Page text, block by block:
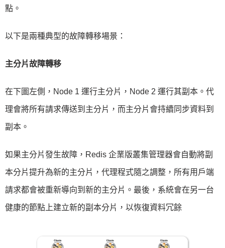
點。
以下是兩種典型的故障轉移場景：
主分片故障轉移
在下圖左側，Node 1 運行主分片，Node 2 運行其副本。代
理會將所有請求傳送到主分片，而主分片會持續同步資料到
副本。
如果主分片發生故障，Redis 企業版叢集管理器會自動將副
本分片提升為新的主分片，代理程式隨之調整，所有用戶端
請求都會被重新導向到新的主分片。最後，系統會在另一台
健康的節點上建立新的副本分片，以恢復資料冗餘